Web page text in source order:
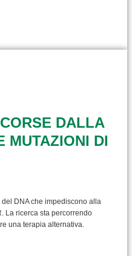
DALLA
MUTAZIONI DI
DNA che impediscono alla
La ricerca sta percorrendo
una terapia alternativa.